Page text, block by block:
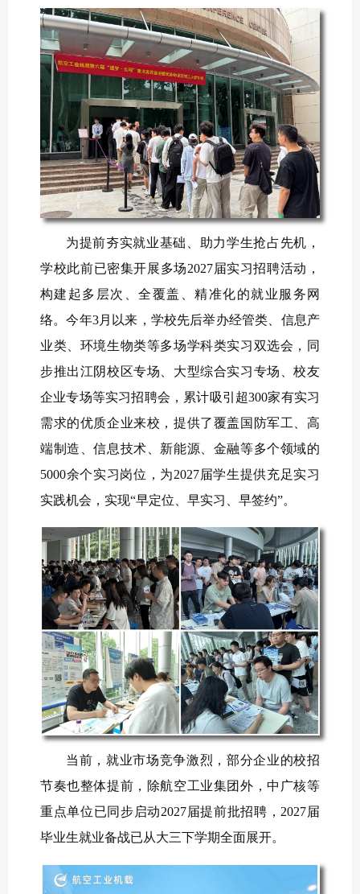
为提前夯实就业基础、助力学生抢占先机，
学校此前已密集开展多场2027届实习招聘活动，
构建起多层次、全覆盖、精准化的就业服务网
络。今年3月以来，学校先后举办经管类、信息产
业类、环境生物类等多场学科类实习双选会，同
步推出江阴校区专场、大型综合实习专场、校友
企业专场等实习招聘会，累计吸引超300家有实习
需求的优质企业来校，提供了覆盖国防军工、高
端制造、信息技术、新能源、金融等多个领域的
5000余个实习岗位，为2027届学生提供充足实习
实践机会，实现“早定位、早实习、早签约”。
当前，就业市场竞争激烈，部分企业的校招
节奏也整体提前，除航空工业集团外，中广核等
重点单位已同步启动2027届提前批招聘，2027届
毕业生就业备战已从大三下学期全面展开。